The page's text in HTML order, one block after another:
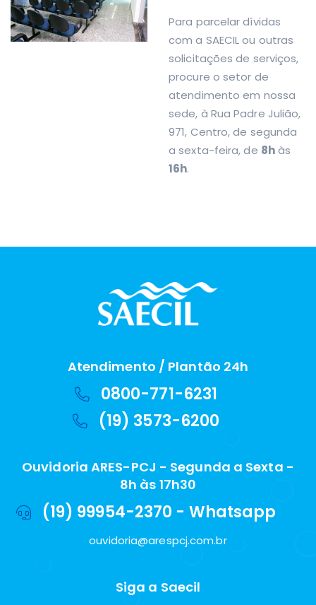
Para parcelar dívidas
com a SAECIL ou outras
solicitações de serviços,
procure o setor de
atendimento em nossa
sede, à Rua Padre Julião,
971, Centro, de segunda
a sexta-feira, de 8hàs
16h.
Atendimento / Plantão 24h
0800-771-6231
(19) 3573-6200
Ouvidoria ARES-PCJ - Segunda a Sexta -
8h às 17h30
(19) 99954-2370 - Whatsapp
ouvidoria@arespcj.com.br
Siga a Saecil